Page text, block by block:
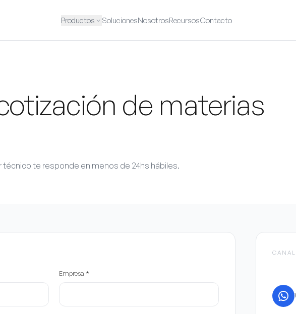
Productos SolucionesNosotrosRecursosContacto
de materias
te responde en menos de 24hs hábiles.
Empresa *